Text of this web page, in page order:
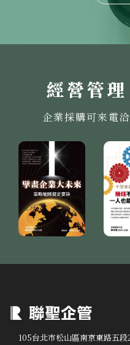
經營管
企業採購可來電
105台北市松山區南京東路五